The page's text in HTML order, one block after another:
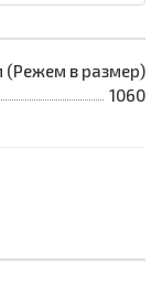
(Режем в размер)
1060